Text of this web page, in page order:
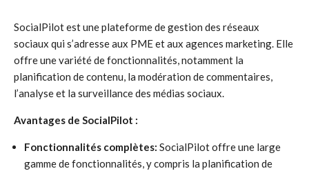
SocialPilot est une plateforme de gestion des réseaux
sociaux qui s’adresse aux PME et aux agences marketing. Elle
offre une variété de fonctionnalités, notamment la
planification de contenu, la modération de commentaires,
l’analyse et la surveillance des médias sociaux.
Avantages de SocialPilot :
Fonctionnalités complètes: SocialPilot offre une large
gamme de fonctionnalités, y compris la planification de